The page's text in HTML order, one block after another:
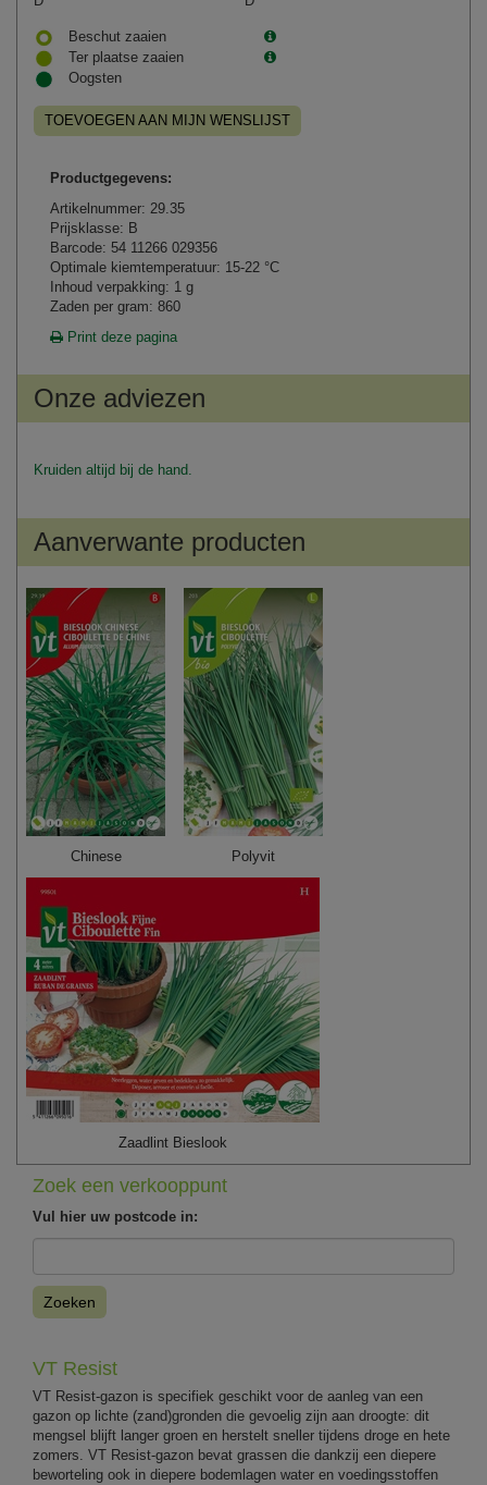
Beschut zaaien
Ter plaatse zaaien
Oogsten
TOEVOEGEN AAN MIJN WENSLIJST
Productgegevens:
Artikelnummer: 29.35
Prijsklasse: B
Barcode: 54 11266 029356
Optimale kiemtemperatuur: 15-22 °C
Inhoud verpakking: 1 g
Zaden per gram: 860
Print deze pagina
Onze adviezen
Kruiden altijd bij de hand.
Aanverwante producten
Chinese Polyvit
Zaadlint Bieslook
Zoek een verkooppunt
Vul hier uw postcode in:
Zoeken
VT Resist
VT Resist-gazon is specifiek geschikt voor de aanleg van een
gazon op lichte (zand)gronden die gevoelig zijn aan droogte: dit
mengsel blijft langer groen en herstelt sneller tijdens droge en hete
zomers. VT Resist-gazon bevat grassen die dankzij een diepere
beworteling ook in diepere bodemlagen water en voedingsstoffen